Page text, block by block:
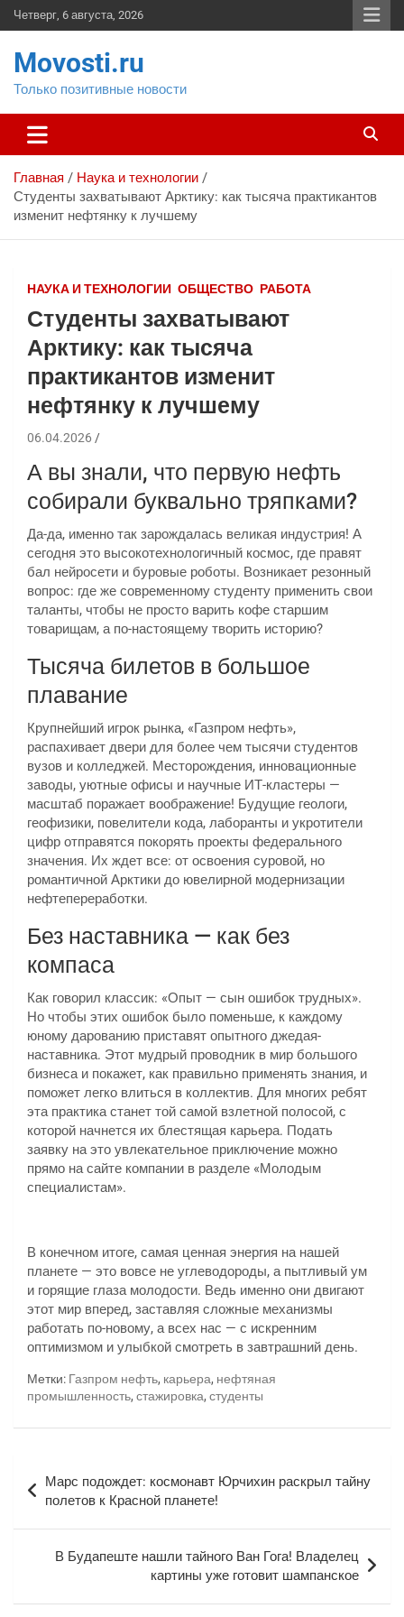
Перейти
к
Четверг, 6 августа, 2026
Movosti.ru
Только позитивные новости
Главная
Наука и технологии
Студенты захватывают Арктику: как тысяча практикантов
изменит нефтянку к лучшему ️
НАУКА И ТЕХНОЛОГИИ ОБЩЕСТВО РАБОТА
Студенты захватывают
Арктику: как тысяча
практикантов изменит
нефтянку к лучшему ️
06.04.2026
А вы знали, что первую нефть
собирали буквально тряпками?
Да-да, именно так зарождалась великая индустрия! А
сегодня это высокотехнологичный космос, где правят
бал нейросети и буровые роботы. Возникает резонный
вопрос: где же современному студенту применить свои
таланты, чтобы не просто варить кофе старшим
товарищам, а по-настоящему творить историю?
Тысяча билетов в большое
плавание
Крупнейший игрок рынка, «Газпром нефть»,
распахивает двери для более чем тысячи студентов
вузов и колледжей. Месторождения, инновационные
заводы, уютные офисы и научные ИТ-кластеры —
масштаб поражает воображение! Будущие геологи,
геофизики, повелители кода, лаборанты и укротители
цифр отправятся покорять проекты федерального
значения. Их ждет все: от освоения суровой, но
романтичной Арктики до ювелирной модернизации
нефтепереработки.
Без наставника — как без
компаса
Как говорил классик: «Опыт — сын ошибок трудных».
Но чтобы этих ошибок было поменьше, к каждому
юному дарованию приставят опытного джедая-
наставника. Этот мудрый проводник в мир большого
бизнеса и покажет, как правильно применять знания, и
поможет легко влиться в коллектив. Для многих ребят
эта практика станет той самой взлетной полосой, с
которой начнется их блестящая карьера. Подать
заявку на это увлекательное приключение можно
прямо на сайте компании в разделе «Молодым
специалистам».
В конечном итоге, самая ценная энергия на нашей
планете — это вовсе не углеводороды, а пытливый ум
и горящие глаза молодости. Ведь именно они двигают
этот мир вперед, заставляя сложные механизмы
работать по-новому, а всех нас — с искренним
оптимизмом и улыбкой смотреть в завтрашний день.
Метки: Газпром нефть, карьера, нефтяная
промышленность, стажировка, студенты
по
записям
Марс подождет: космонавт Юрчихин раскрыл тайну
полетов к Красной планете!
В Будапеште нашли тайного Ван Гога! Владелец
картины уже готовит шампанское